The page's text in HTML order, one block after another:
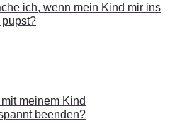
ich, wenn mein Kind mir ins
meinem Kind
beenden?